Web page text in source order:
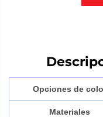
Opciones de
Materiales